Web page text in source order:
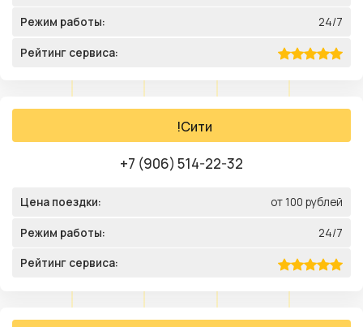
Режим работы: 24/7
Рейтинг сервиса:
!Сити
+7 (906) 514-22-32
Цена поездки: от 100 рублей
Режим работы: 24/7
Рейтинг сервиса: